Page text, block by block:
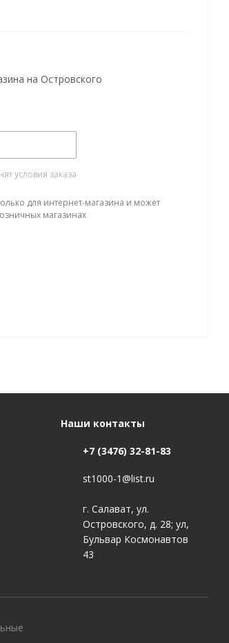
на Островского
условия заказа
для интернет-магазина и может
магазинах
Наши контакты
+7 (3476) 32-81-83
st1000-1@list.ru
г. Салават, ул.
Островского, д. 28; ул,
Бульвар Космонавтов
43